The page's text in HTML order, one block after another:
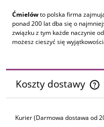
Ćmielówto polska firma
ponad 200 lat dba się o
związku z tym każde naczynie
możesz cieszyć się
Koszty dostawy
Cena nie zawiera
Kurier(Darmowa dostawa od